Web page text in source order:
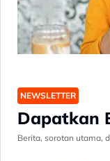
NEWSLETTER
Dapatkan
Berita, sorotan utama,